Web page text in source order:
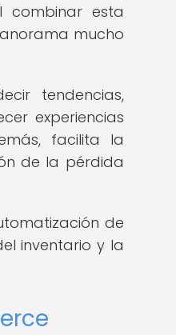
combinar esta
mucho
tendencias,
experiencias
facilita la
de la pérdida
de
inventario y la